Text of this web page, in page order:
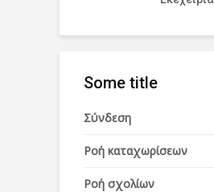
Some title
Σύνδεση
Ροή καταχωρίσεων
Ροή σχολίων